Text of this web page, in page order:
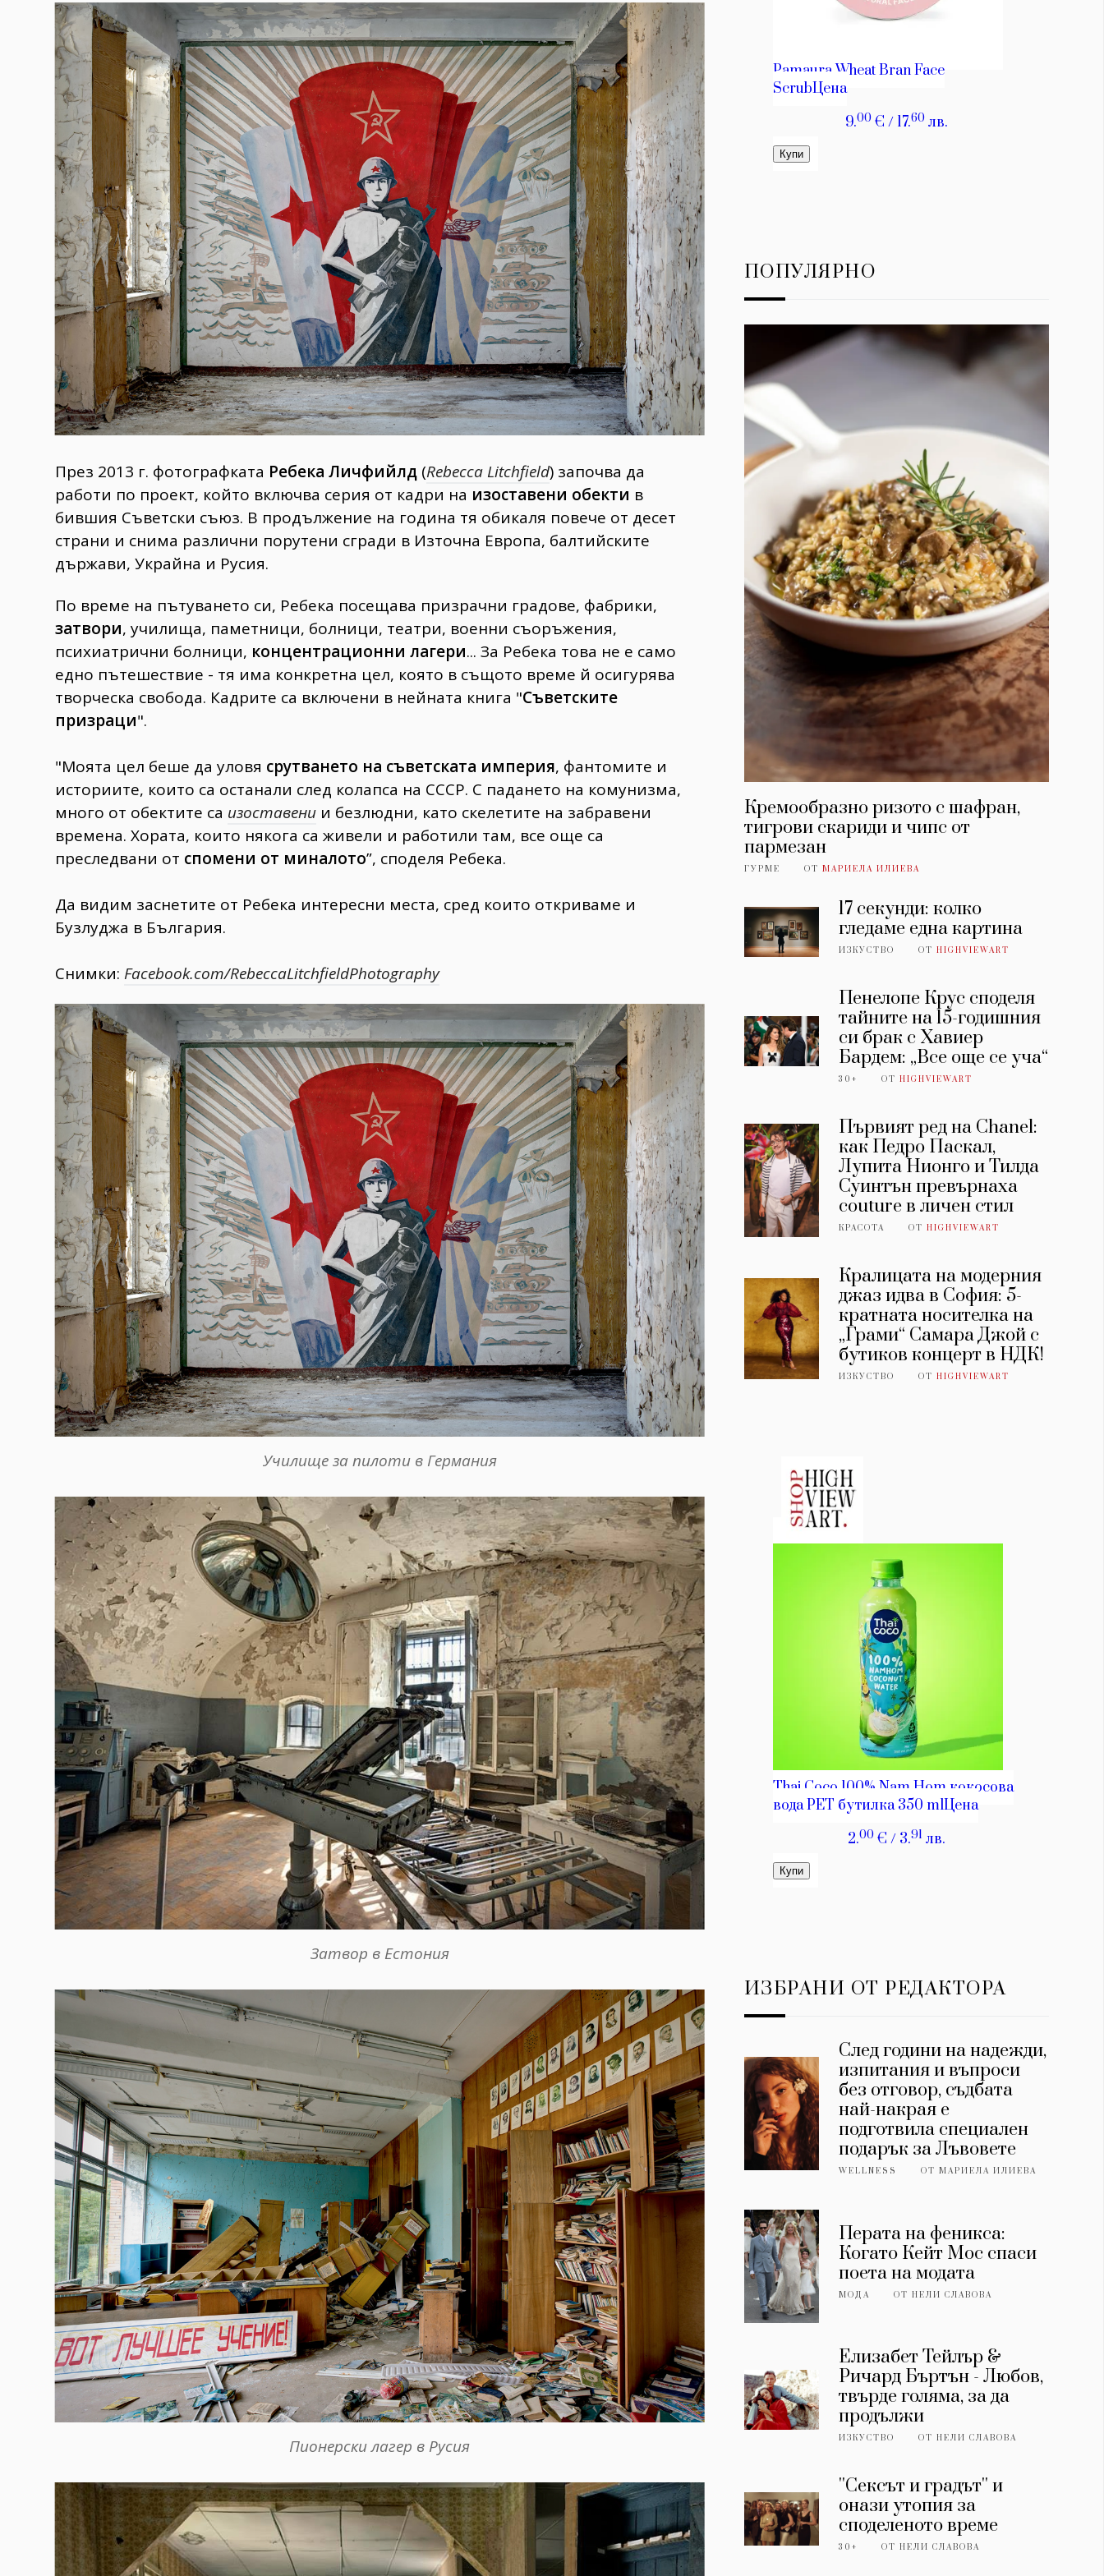
Пътувай
237
Здраве 389
Gentlemen
Wellness 1817
ПОСЛЕДВАЙТЕ
НИ
През 2013 г. фотографката Ребека Личфийлд (Rebecca Litchfield) започва да
работи по проект, който включва серия от кадри на изоставени обекти в
бившия Съветски съюз. В продължение на година тя обикаля повече от десет
страни и снима различни порутени сгради в Източна Европа, балтийските
държави, Украйна и Русия.
По време на пътуването си, Ребека посещава призрачни градове, фабрики,
затвори, училища, паметници, болници, театри, военни съоръжения,
психиатрични болници, концентрационни лагери... За Ребека това не е само
едно пътешествие - тя има конкретна цел, която в същото време й осигурява
творческа свобода. Кадрите са включени в нейната книга "Съветските
призраци".
"Моята цел беше да уловя срутването на съветската империя, фантомите и
историите, които са останали след колапса на СССР. С падането на комунизма,
много от обектите са изоставени и безлюдни, като скелетите на забравени
времена. Хората, които някога са живели и работили там, все още са
преследвани от спомени от миналото”, споделя Ребека.
Да видим заснетите от Ребека интересни места, сред които откриваме и
Бузлуджа в България.
Снимки: Facebook.com/RebeccaLitchfieldPhotography
Училище за пилоти в Германия
Затвор в Естония
Пионерски лагер в Русия
ПОПУЛЯРНО
Кремообразно ризото с шафран,
тигрови скариди и чипс от
пармезан
ГУРМЕ ОТ МАРИЕЛА ИЛИЕВА
17 секунди: колко
гледаме една картина
ИЗКУСТВО ОТHIGHVIEWART
Пенелопе Крус споделя
тайните на 15-годишния
си брак с Хавиер
Бардем: „Все още се уча“
30+ ОТHIGHVIEWART
Първият ред на Chanel:
как Педро Паскал,
Лупита Нионго и Тилда
Суинтън превърнаха
couture в личен стил
КРАСОТА ОТHIGHVIEWART
Кралицата на модерния
джаз идва в София: 5-
кратната носителка на
„Грами“ Самара Джой с
бутиков концерт в НДК!
ИЗКУСТВО ОТHIGHVIEWART
ИЗБРАНИ ОТ РЕДАКТОРА
След години на надежди,
изпитания и въпроси
без отговор, съдбата
най-накрая е
подготвила специален
подарък за Лъвовете
WELLNESS ОТМАРИЕЛА ИЛИЕВА
Перата на феникса:
Когато Кейт Мос спаси
поета на модата
МОДА ОТНЕЛИ СЛАВОВА
Елизабет Тейлър &
Ричард Бъртън - Любов,
твърде голяма, за да
продължи
ИЗКУСТВО ОТНЕЛИ СЛАВОВА
''Сексът и градът'' и
онази утопия за
споделеното време
30+ ОТНЕЛИ СЛАВОВА